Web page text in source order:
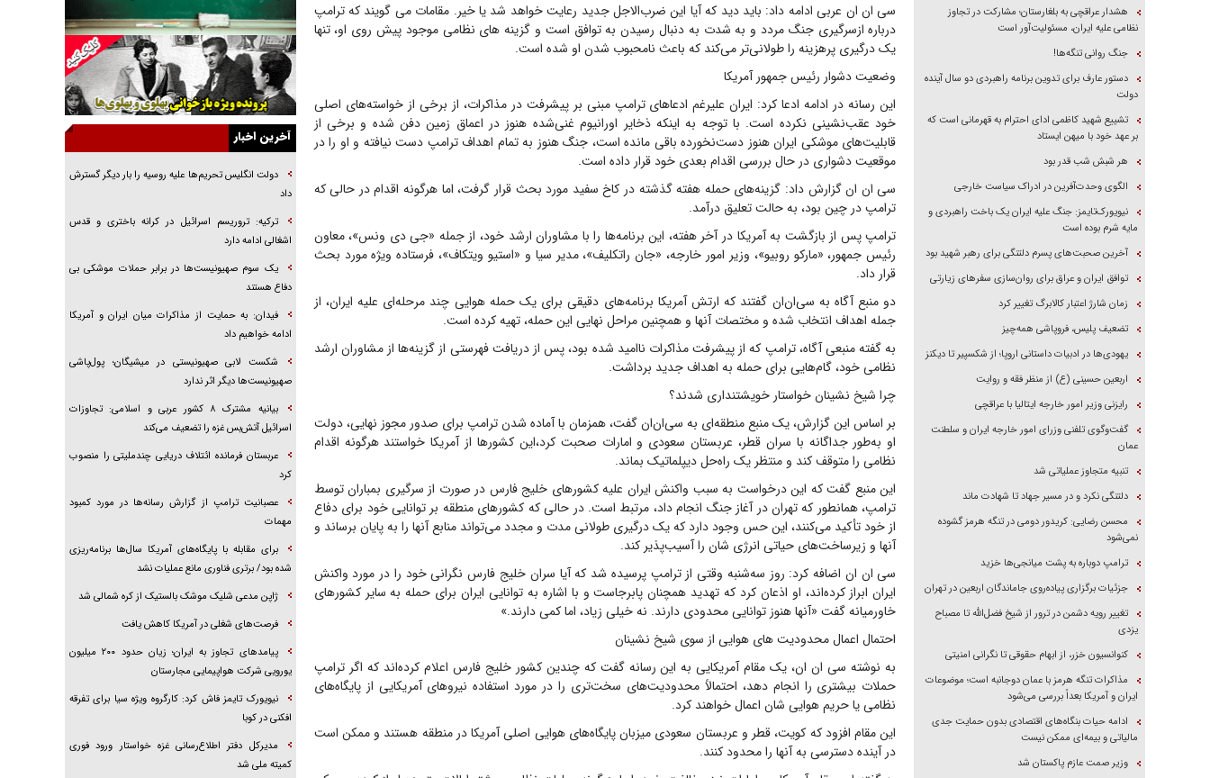
سی ان ان عربی ادامه داد: باید دید که آیا این ضرب‌الاجل جدید رعایت خواهد شد یا خیر. مقامات می گویند که ترامپ
درباره ازسرگیری جنگ مردد و به شدت به دنبال رسیدن به توافق است و گزینه های نظامی موجود پیش روی او، تنها
یک درگیری پرهزینه را طولانی‌تر می‌کند که باعث نامحبوب شدن او شده است.
وضعیت دشوار رئیس جمهور آمریکا
این رسانه در ادامه ادعا کرد: ایران علیرغم ادعاهای ترامپ مبنی بر پیشرفت در مذاکرات، از برخی از خواسته‌های اصلی
خود عقب‌نشینی نکرده است. با توجه به اینکه ذخایر اورانیوم غنی‌شده هنوز در اعماق زمین دفن شده و برخی از
قابلیت‌های موشکی ایران هنوز دست‌نخورده باقی مانده است، جنگ هنوز به تمام اهداف ترامپ دست نیافته و او را در
موقعیت دشواری در حال بررسی اقدام بعدی خود قرار داده است.
سی ان ان گزارش داد: گزینه‌های حمله هفته گذشته در کاخ سفید مورد بحث قرار گرفت، اما هرگونه اقدام در حالی که
ترامپ در چین بود، به حالت تعلیق درآمد.
ترامپ پس از بازگشت به آمریکا در آخر هفته، این برنامه‌ها را با مشاوران ارشد خود، از جمله «جی دی ونس»، معاون
رئیس جمهور، «مارکو روبیو»، وزیر امور خارجه، «جان راتکلیف»، مدیر سیا و «استیو ویتکاف»، فرستاده ویژه مورد بحث
قرار داد.
دو منبع آگاه به سی‌ان‌ان گفتند که ارتش آمریکا برنامه‌های دقیقی برای یک حمله هوایی چند مرحله‌ای علیه ایران، از
جمله اهداف انتخاب شده و مختصات آنها و همچنین مراحل نهایی این حمله، تهیه کرده است.
به گفته منبعی آگاه، ترامپ که از پیشرفت مذاکرات ناامید شده بود، پس از دریافت فهرستی از گزینه‌ها از مشاوران ارشد
نظامی خود، گام‌هایی برای حمله به اهداف جدید برداشت.
چرا شیخ نشینان خواستار خویشتنداری شدند؟
بر اساس این گزارش، یک منبع منطقه‌ای به سی‌ان‌ان گفت، همزمان با آماده شدن ترامپ برای صدور مجوز نهایی، دولت
او به‌طور جداگانه با سران قطر، عربستان سعودی و امارات صحبت کرد،این کشورها از آمریکا خواستند هرگونه اقدام
نظامی را متوقف کند و منتظر یک راه‌حل دیپلماتیک بماند.
این منبع گفت که این درخواست به سبب واکنش ایران علیه کشورهای خلیج فارس در صورت از سرگیری بمباران توسط
ترامپ، همانطور که تهران در آغاز جنگ انجام داد، مرتبط است. در حالی که کشورهای منطقه بر توانایی خود برای دفاع
از خود تأکید می‌کنند، این حس وجود دارد که یک درگیری طولانی مدت و مجدد می‌تواند منابع آنها را به پایان برساند و
آنها و زیرساخت‌های حیاتی انرژی شان را آسیب‌پذیر کند.
سی ان ان اضافه کرد: روز سه‌شنبه وقتی از ترامپ پرسیده شد که آیا سران خلیج فارس نگرانی خود را در مورد واکنش
ایران ابراز کرده‌اند، او اذعان کرد که تهدید همچنان پابرجاست و با اشاره به توانایی ایران برای حمله به سایر کشورهای
خاورمیانه گفت «آنها هنوز توانایی محدودی دارند. نه خیلی زیاد، اما کمی دارند.»
احتمال اعمال محدودیت های هوایی از سوی شیخ نشینان
به نوشته سی ان ان، یک مقام آمریکایی به این رسانه گفت که چندین کشور خلیج فارس اعلام کرده‌اند که اگر ترامپ
حملات بیشتری را انجام دهد، احتمالاً محدودیت‌های سخت‌تری را در مورد استفاده نیروهای آمریکایی از پایگاه‌های
نظامی یا حریم هوایی شان اعمال خواهند کرد.
این مقام افزود که کویت، قطر و عربستان سعودی میزبان پایگاه‌های هوایی اصلی آمریکا در منطقه هستند و ممکن است
در آینده دسترسی به آنها را محدود کنند.
هشدار عراقچی به بلغارستان؛ مشارکت در تجاوز
نظامی علیه ایران، مسئولیت‌آور است
جنگ روانی تنگه‌ها!
دستور عارف برای تدوین برنامه راهبردی دو سال آینده
دولت
تشییع شهید کاظمی ادای احترام به قهرمانی است که
بر عهد خود با میهن ایستاد
هر شبش شب قدر بود
الگوی وحدت‌آفرین در ادراک سیاست خارجی
نیویورک‌تایمز: جنگ علیه ایران یک باخت راهبردی و
مایه شرم بوده است
آخرین صحبت‌های پسرم دلتنگی برای رهبر شهید بود
توافق ایران و عراق برای روان‌سازی سفر‌های زیارتی
زمان شارژ اعتبار کالابرگ تغییر کرد
تضعیف پلیس، فروپاشی همه‌چیز
یهودی‌ها در ادبیات داستانی اروپا؛ از شکسپیر تا دیکنز
اربعین حسینی (ع) از منظر فقه و روایت
رایزنی وزیر امور خارجه ایتالیا با عراقچی
گفت‌وگوی تلفنی وزرای امور خارجه ایران و سلطنت
عمان
تنبیه متجاوز عملیاتی شد
دلتنگی نکرد و در مسیر جهاد تا شهادت ماند
محسن رضایی: کریدور دومی در تنگه هرمز گشوده
نمی‌شود
ترامپ دوباره به پشت میانجی‌ها خزید
جزئیات برگزاری پیاده‌روی جاماندگان اربعین در تهران
تغییر رویه دشمن در ترور از شیخ فضل‌الله تا مصباح
یزدی
کنوانسیون خزر، از ابهام حقوقی تا نگرانی امنیتی
مذاکرات تنگه هرمز با عمان دوجانبه است؛ موضوعات
ایران و آمریکا بعداً بررسی می‌شود
ادامه حیات بنگاه‌های اقتصادی بدون حمایت جدی
مالیاتی و بیمه‌ای ممکن نیست
وزیر صمت عازم پاکستان شد
راهبرد غافلگیری با نسل جدید پهپاد‌ها
جنجال پزشکان تقلبی در صنعت زیبایی
یهودی‌ها در ادبیات داستانی اروپا؛ از شکسپیر تا
دیکنز
گفت‌وگو با خواهر یکی از شهدای جنگ رمضان/
خواهرم فرمانده جهادی و اهل خدمت بی‌منت بود
بگنجد!
برابر یورش به پاسگاه‌های پلیس
تحلیل ابعاد پیام رهبر انقلاب به حزب‌الله/ مقاومت
نقشه راه آینده غرب آسیا
آخرین اخبار
دولت انگلیس تحریم‌ها علیه روسیه را بار دیگر گسترش
داد
ترکیه: تروریسم اسرائیل در کرانه باختری و قدس
اشغالی ادامه دارد
یک سوم صهیونیست‌ها در برابر حملات موشکی بی
دفاع هستند
فیدان: به حمایت از مذاکرات میان ایران و آمریکا
ادامه خواهیم داد
شکست لابی صهیونیستی در میشیگان؛ پول‌پاشی
صهیونیست‌ها دیگر اثر ندارد
بیانیه مشترک ۸ کشور عربی و اسلامی: تجاوزات
اسرائیل آتش‌بس غزه را تضعیف می‌کند
عربستان فرمانده ائتلاف دریایی چندملیتی را منصوب
کرد
عصبانیت ترامپ از گزارش رسانه‌ها در مورد کمبود
مهمات
برای مقابله با پایگاه‌های آمریکا سال‌ها برنامه‌ریزی
شده بود/ برتری فناوری مانع عملیات نشد
ژاپن مدعی شلیک موشک بالستیک از کره شمالی شد
فرصت‌های شغلی در آمریکا کاهش یافت
پیامد‌های تجاوز به ایران؛ زیان حدود ۲۰۰ میلیون
یورویی شرکت هواپیمایی مجارستان
نیویورک تایمز فاش کرد: کارگروه ویژه سیا برای تفرقه
افکنی در کوبا
مدیرکل دفتر اطلاع‌رسانی غزه خواستار ورود فوری
کمیته ملی شد